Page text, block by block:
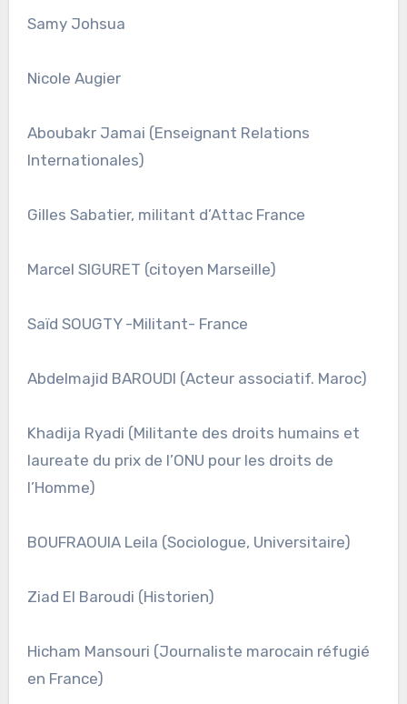
Samy Johsua
Nicole Augier
Aboubakr Jamai (Enseignant Relations
Internationales)
Gilles Sabatier, militant d’Attac France
Marcel SIGURET (citoyen Marseille)
Saïd SOUGTY -Militant- France
Abdelmajid BAROUDI (Acteur associatif. Maroc)
Khadija Ryadi (Militante des droits humains et
laureate du prix de l’ONU pour les droits de
l’Homme)
BOUFRAOUIA Leila (Sociologue, Universitaire)
Ziad El Baroudi (Historien)
Hicham Mansouri (Journaliste marocain réfugié
en France)